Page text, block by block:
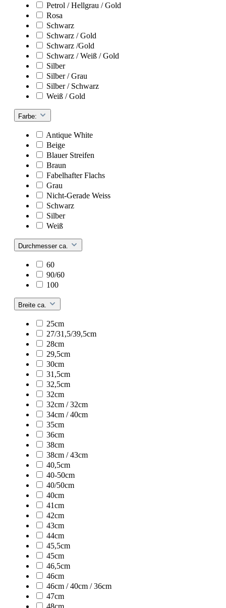
Petrol / Hellgrau / Gold
Rosa
Schwarz
Schwarz / Gold
Schwarz /Gold
Schwarz / Weiß / Gold
Silber
Silber / Grau
Silber / Schwarz
Weiß / Gold
Farbe:
Antique White
Beige
Blauer Streifen
Braun
Fabelhafter Flachs
Grau
Nicht-Gerade Weiss
Schwarz
Silber
Weiß
Durchmesser ca.
60
90/60
100
Breite ca.
25cm
27/31,5/39,5cm
28cm
29,5cm
30cm
31,5cm
32,5cm
32cm
32cm / 32cm
34cm / 40cm
35cm
36cm
38cm
38cm / 43cm
40,5cm
40-50cm
40/50cm
40cm
41cm
42cm
43cm
44cm
45,5cm
45cm
46,5cm
46cm
46cm / 40cm / 36cm
47cm
48cm